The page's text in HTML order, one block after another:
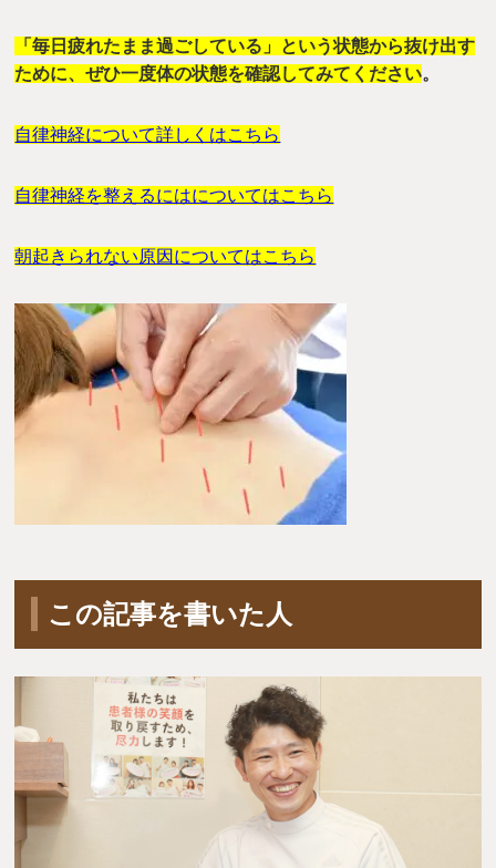
「毎日疲れたまま過ごしている」という状態から抜け出す
ために、ぜひ一度体の状態を確認してみてください。
自律神経について詳しくはこちら
自律神経を整えるにはについてはこちら
朝起きられない原因についてはこちら
この記事を書いた人